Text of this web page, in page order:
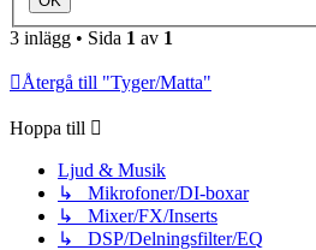
3 inlägg • Sida 1 av 1
Återgå till "Tyger/Matta"
Hoppa till
Ljud & Musik
↳ Mikrofoner/DI-boxar
↳ Mixer/FX/Inserts
↳ DSP/Delningsfilter/EQ